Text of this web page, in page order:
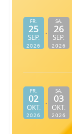
FR.
25
SEP.
2026
SA.
26
SEP.
2026
FR.
02
OKT.
2026
SA.
03
OKT.
2026